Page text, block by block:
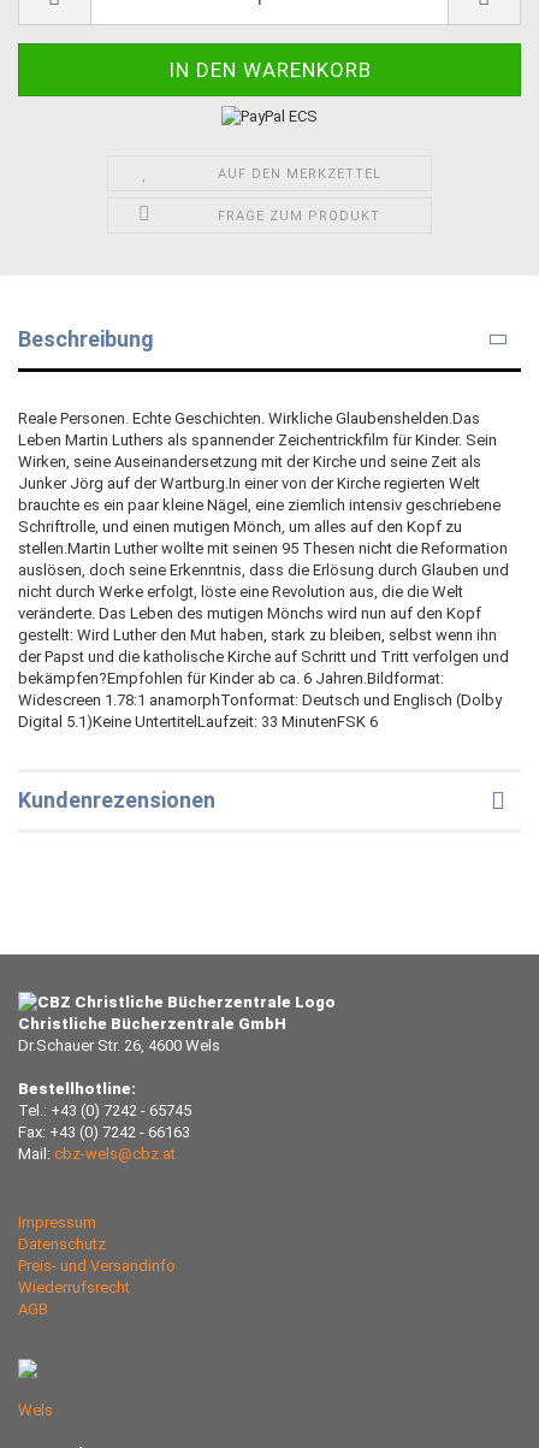
AUF DEN MERKZETTEL
FRAGE ZUM PRODUKT
Beschreibung
Reale Personen. Echte Geschichten. Wirkliche Glaubenshelden.Das
Leben Martin Luthers als spannender Zeichentrickfilm für Kinder. Sein
Wirken, seine Auseinandersetzung mit der Kirche und seine Zeit als
Junker Jörg auf der Wartburg.In einer von der Kirche regierten Welt
brauchte es ein paar kleine Nägel, eine ziemlich intensiv geschriebene
Schriftrolle, und einen mutigen Mönch, um alles auf den Kopf zu
stellen.Martin Luther wollte mit seinen 95 Thesen nicht die Reformation
auslösen, doch seine Erkenntnis, dass die Erlösung durch Glauben und
nicht durch Werke erfolgt, löste eine Revolution aus, die die Welt
veränderte. Das Leben des mutigen Mönchs wird nun auf den Kopf
gestellt: Wird Luther den Mut haben, stark zu bleiben, selbst wenn ihn
der Papst und die katholische Kirche auf Schritt und Tritt verfolgen und
bekämpfen?Empfohlen für Kinder ab ca. 6 Jahren.Bildformat:
Widescreen 1.78:1 anamorphTonformat: Deutsch und Englisch (Dolby
Digital 5.1)Keine UntertitelLaufzeit: 33 MinutenFSK 6
Kundenrezensionen
Christliche Bücherzentrale GmbH
Dr.Schauer Str. 26, 4600 Wels
Bestellhotline:
Tel.: +43 (0) 7242 - 65745
Fax: +43 (0) 7242 - 66163
Mail: cbz-wels@cbz.at
Impressum
Datenschutz
Preis- und Versandinfo
Wiederrufsrecht
AGB
Wels